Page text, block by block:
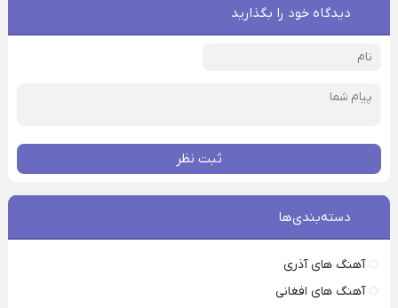
دیدگاه خود را بگذارید
ثبت نظر
دسته‌بندی‌ها
آهنگ های آذری
آهنگ های افغانی